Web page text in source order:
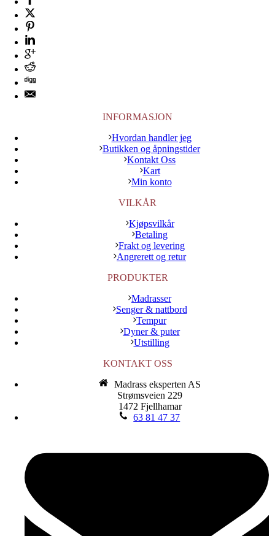
INFORMASJON
Hvordan handler jeg
Butikken og åpningstider
Kontakt Oss
Kart
Min konto
VILKÅR
Kjøpsvilkår
Betaling
Frakt og levering
Angrerett og retur
PRODUKTER
Madrasser
Senger & nattbord
Tempur
Dyner & puter
Utstilling
KONTAKT OSS
Madrass eksperten AS
Strømsveien 229
1472 Fjellhamar
63 81 47 37